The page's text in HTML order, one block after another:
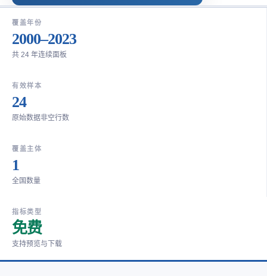
覆盖年份
2000–2023
共 24 年连续面板
有效样本
24
原始数据非空行数
覆盖主体
1
全国数量
指标类型
免费
支持预览与下载